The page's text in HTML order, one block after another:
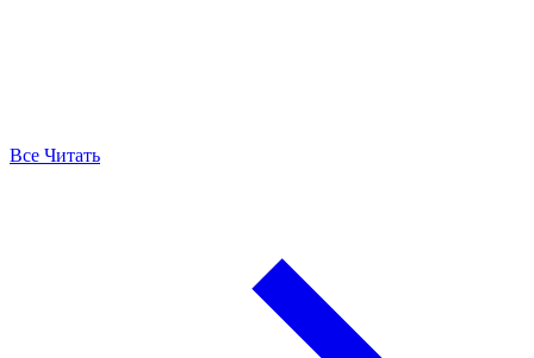
Все Читать